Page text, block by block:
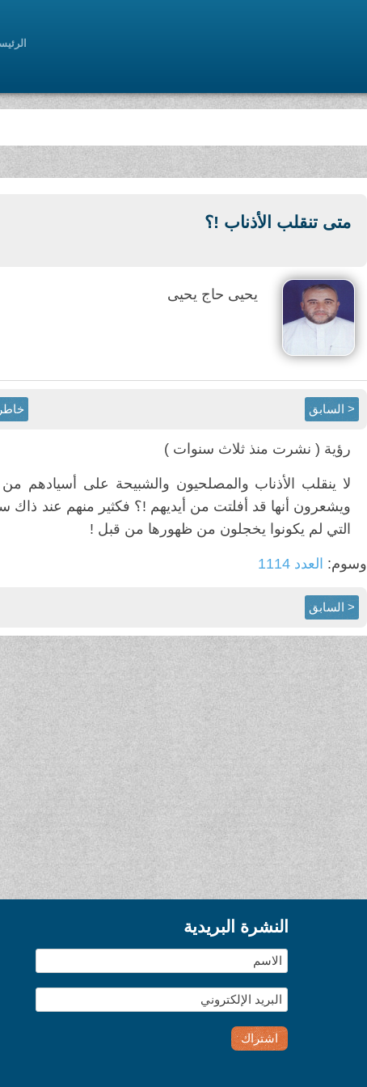
متى تنقلب الأذناب !؟
يحيى حاج يحيى
< السابق
رؤية ( نشرت منذ ثلاث سنوات )
لا ينقلب الأذناب والمصلحيون والشبيحة على أسيادهم
ويشعرون أنها قد أفلتت من أيديهم !؟ فكثير منهم عند
التي لم يكونوا يخجلون من ظهورها من قبل !
وسوم: العدد 1114
< السابق
النشرة البريدية